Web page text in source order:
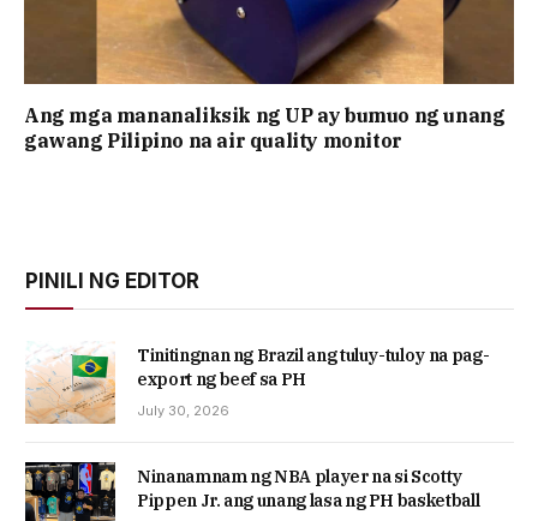
Ang mga mananaliksik ng UP ay bumuo ng unang
gawang Pilipino na air quality monitor
PINILI NG EDITOR
Tinitingnan ng Brazil ang tuluy-tuloy na pag-
export ng beef sa PH
July 30, 2026
Ninanamnam ng NBA player na si Scotty
Pippen Jr. ang unang lasa ng PH basketball